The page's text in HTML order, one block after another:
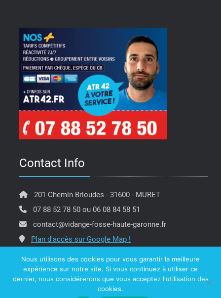
Contact Info
201 Chemin Brioudes - 31600 - MURET
07 88 52 78 50 ou 06 08 84 58 51
contact@vidange-fosse-haute-garonne.fr
Plan d'accès sur Google Map !
Copyright @ ATR 42 Vidange Fosse Haute Garonne -
Nous utilisons des cookies pour vous garantir la meilleure
expérience sur notre site. Si vous continuez à utiliser ce
dernier, nous considérerons que vous acceptez l'utilisation des
cookies.